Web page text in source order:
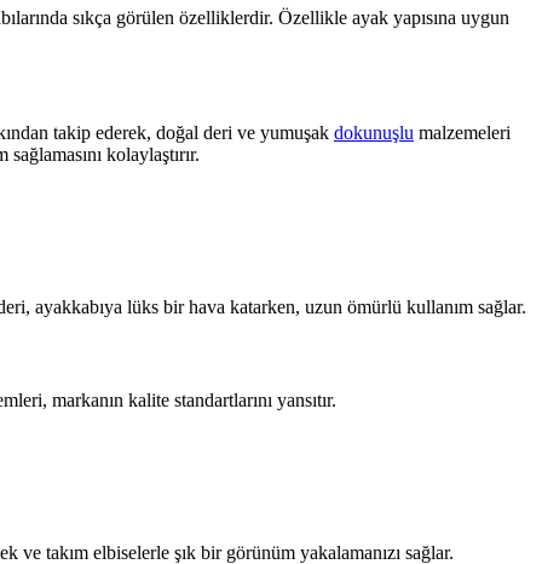
sıkça görülen özelliklerdir. Özellikle ayak yapısına uygun
takip ederek, doğal deri ve yumuşak dokunuşlu malzemeleri
kolaylaştırır.
ayakkabıya lüks bir hava katarken, uzun ömürlü kullanım sağlar.
markanın kalite standartlarını yansıtır.
takım elbiselerle şık bir görünüm yakalamanızı sağlar.